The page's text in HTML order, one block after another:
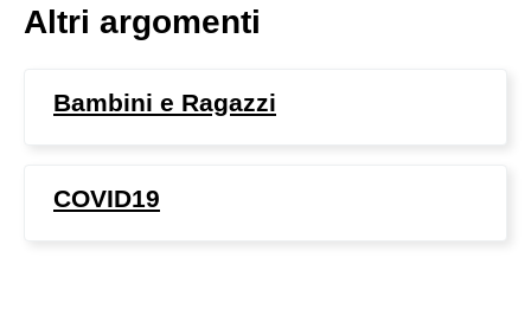
Altri argomenti
Bambini e Ragazzi
COVID19